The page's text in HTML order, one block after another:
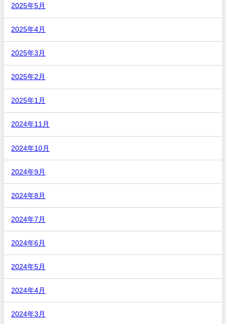
2025年5月
2025年4月
2025年3月
2025年2月
2025年1月
2024年11月
2024年10月
2024年9月
2024年8月
2024年7月
2024年6月
2024年5月
2024年4月
2024年3月